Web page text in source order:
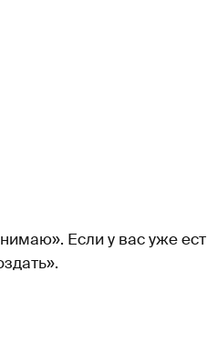
Если у вас уже